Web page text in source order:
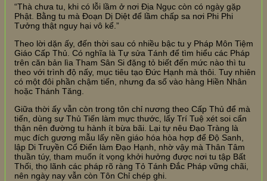
“Thà chưa tu, khi có lỗi lầm ở nơi Địa Ngục còn có ngày gặp
Phật. Bằng tu mà Đoạn Dị Diệt để lầm chấp sa nơi Phi Phi
Tưởng thật nguy hại vô kể.”
Theo lời dặn ấy, đến thời sau có nhiều bậc tu y Pháp Môn Tiệm
Giáo Cấp Thủ. Có nghĩa là Tự sửa Tánh để tìm hiểu các Pháp
trên căn bản lìa Tham Sân Si đặng tỏ biết đến mức nào thì tu
theo với trình độ nấy, mục tiêu tạo Đức Hạnh mà thôi. Tuy nhiên
có một đôi phần chậm tiến, nhưng đa số vào hàng Hiền Nhân
hoặc Thánh Tăng.
Giữa thời ấy vẫn còn trong tôn chỉ nương theo Cấp Thủ để mà
tiến, dùng sự Thủ Tiến làm mực thước, lấy Trí Tuệ xét soi cẩn
thận nên đường tu hành ít bừa bãi. Lại tự nêu Đạo Tràng là
mục đích gương mẫu lấy nền giáo hóa hòa hợp để Độ Sanh,
lập Di Truyền Cổ Điển làm Đạo Hạnh, nhờ vậy mà Thân Tâm
thuần túy, tham muốn ít vọng khởi hưởng được nơi tu tập Bất
Thối, thọ lãnh các pháp rõ ràng Tỏ Tánh Đắc Pháp vững chãi,
nên ngày nay vẫn còn Tôn Chỉ chép ghi.